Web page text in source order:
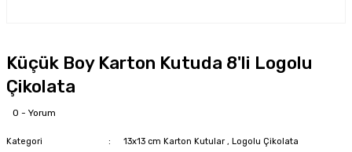
Küçük Boy Karton Kutuda 8'li Logolu
Çikolata
0 - Yorum
Kategori 13x13 cm Karton Kutular , Logolu Çikolata